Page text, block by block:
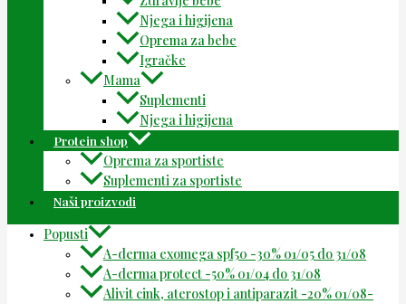
Njega i higijena
Oprema za bebe
Igračke
Mama
Suplementi
Njega i higijena
Protein shop
Oprema za sportiste
Suplementi za sportiste
Naši proizvodi
Popusti
A-derma exomega spf50 -30% 01/05 do 31/08
A-derma protect -50% 01/04 do 31/08
Alivit cink, aterostop i antiparazit -20% 01/08-